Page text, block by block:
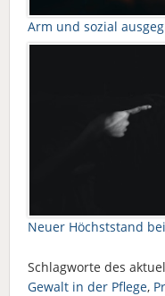
Arm und sozial
Neuer Höchststand
Schlagworte des
Gewalt in der Pflege,